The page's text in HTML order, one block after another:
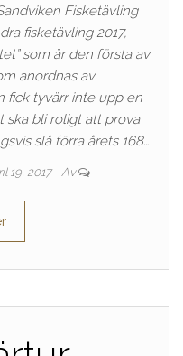
Fisketävling
fisketävling 2017,
som är den första av
anordnas av
fick tyvärr inte upp en
ska bli roligt att prova
slå förra årets 168…
19, 2017 Av